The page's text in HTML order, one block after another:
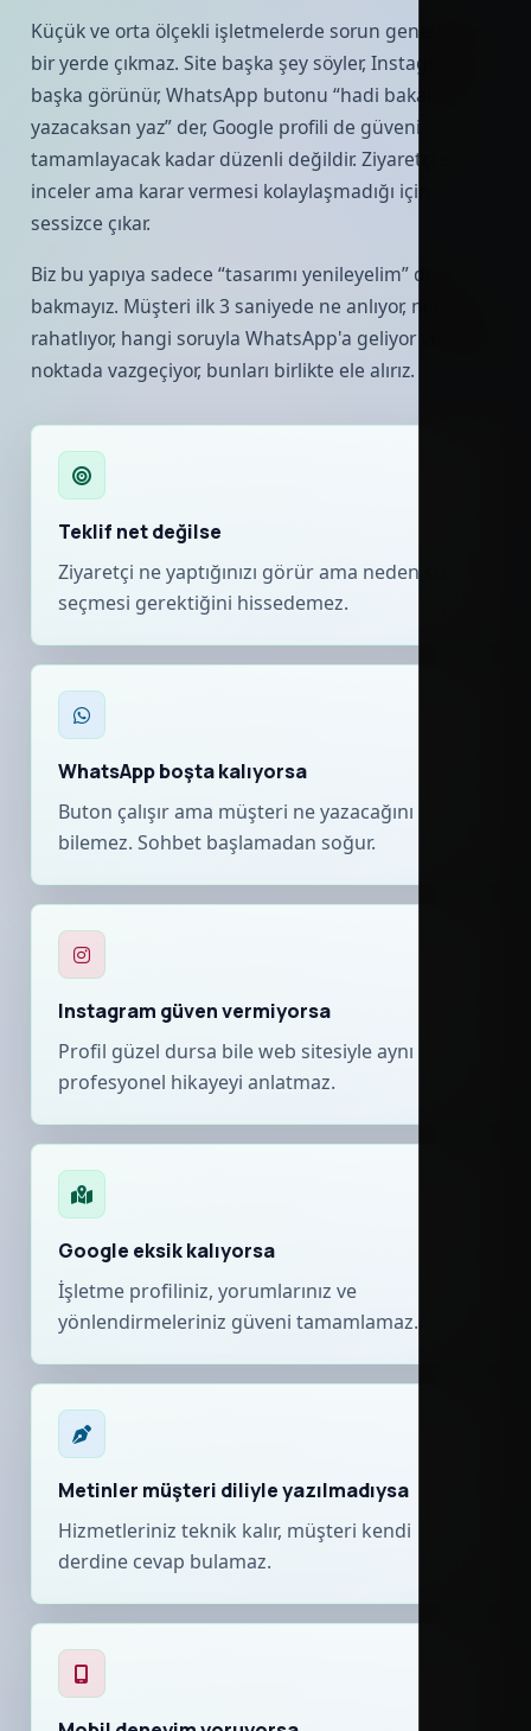
Küçük ve orta ölçekli işletmelerde sorun genelde tek
bir yerde çıkmaz. Site başka şey söyler, Instagram
başka görünür, WhatsApp butonu “hadi bakalım ne
yazacaksan yaz” der, Google profili de güveni
tamamlayacak kadar düzenli değildir. Ziyaretçi sizi
inceler ama karar vermesi kolaylaşmadığı için
sessizce çıkar.
Biz bu yapıya sadece “tasarımı yenileyelim” diye
bakmayız. Müşteri ilk 3 saniyede ne anlıyor, nerede
rahatlıyor, hangi soruyla WhatsApp'a geliyor ve hangi
noktada vazgeçiyor, bunları birlikte ele alırız.
Teklif net değilse
Ziyaretçi ne yaptığınızı görür ama neden sizi
seçmesi gerektiğini hissedemez.
WhatsApp boşta kalıyorsa
Buton çalışır ama müşteri ne yazacağını
bilemez. Sohbet başlamadan soğur.
Instagram güven vermiyorsa
Profil güzel dursa bile web sitesiyle aynı
profesyonel hikayeyi anlatmaz.
Google eksik kalıyorsa
İşletme profiliniz, yorumlarınız ve
yönlendirmeleriniz güveni tamamlamaz.
Metinler müşteri diliyle yazılmadıysa
Hizmetleriniz teknik kalır, müşteri kendi
derdine cevap bulamaz.